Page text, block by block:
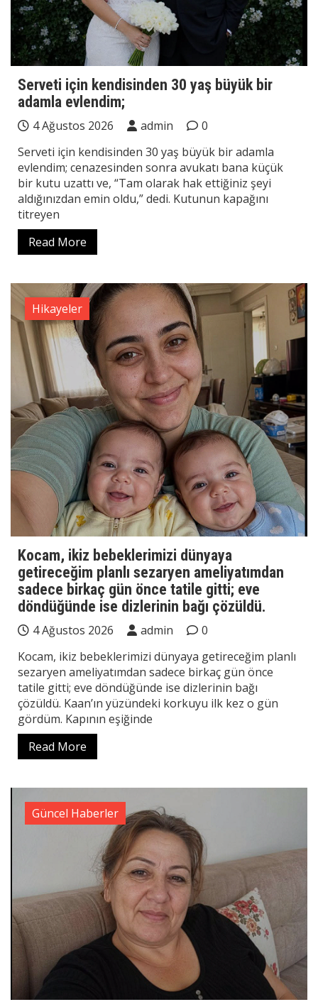
Serveti için kendisinden 30 yaş büyük bir
adamla evlendim;
4 Ağustos 2026 admin
0
Serveti için kendisinden 30 yaş büyük bir adamla
evlendim; cenazesinden sonra avukatı bana küçük
bir kutu uzattı ve, “Tam olarak hak ettiğiniz şeyi
aldığınızdan emin oldu,” dedi. Kutunun kapağını
titreyen
Read More
Hikayeler
Kocam, ikiz bebeklerimizi dünyaya
getireceğim planlı sezaryen ameliyatımdan
sadece birkaç gün önce tatile gitti; eve
döndüğünde ise dizlerinin bağı çözüldü.
4 Ağustos 2026 admin
0
Kocam, ikiz bebeklerimizi dünyaya getireceğim planlı
sezaryen ameliyatımdan sadece birkaç gün önce
tatile gitti; eve döndüğünde ise dizlerinin bağı
çözüldü. Kaan’ın yüzündeki korkuyu ilk kez o gün
gördüm. Kapının eşiğinde
Read More
Güncel Haberler